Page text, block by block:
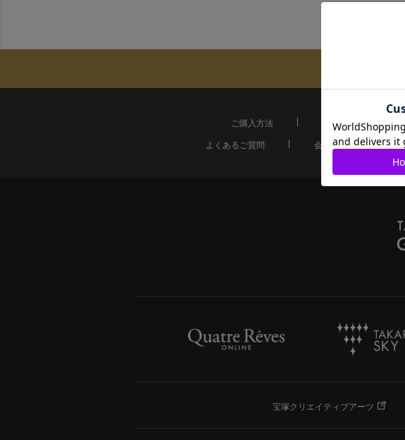
ご購入方法 配送について
よくあるご質問
会員ページ
宝塚クリエイティブアーツ